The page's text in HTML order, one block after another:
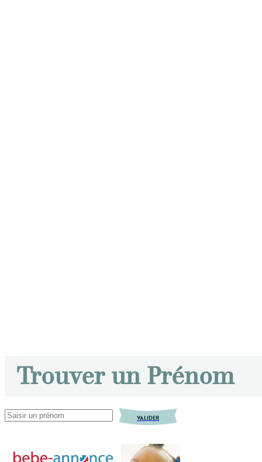
Trouver un Prénom
VALIDER